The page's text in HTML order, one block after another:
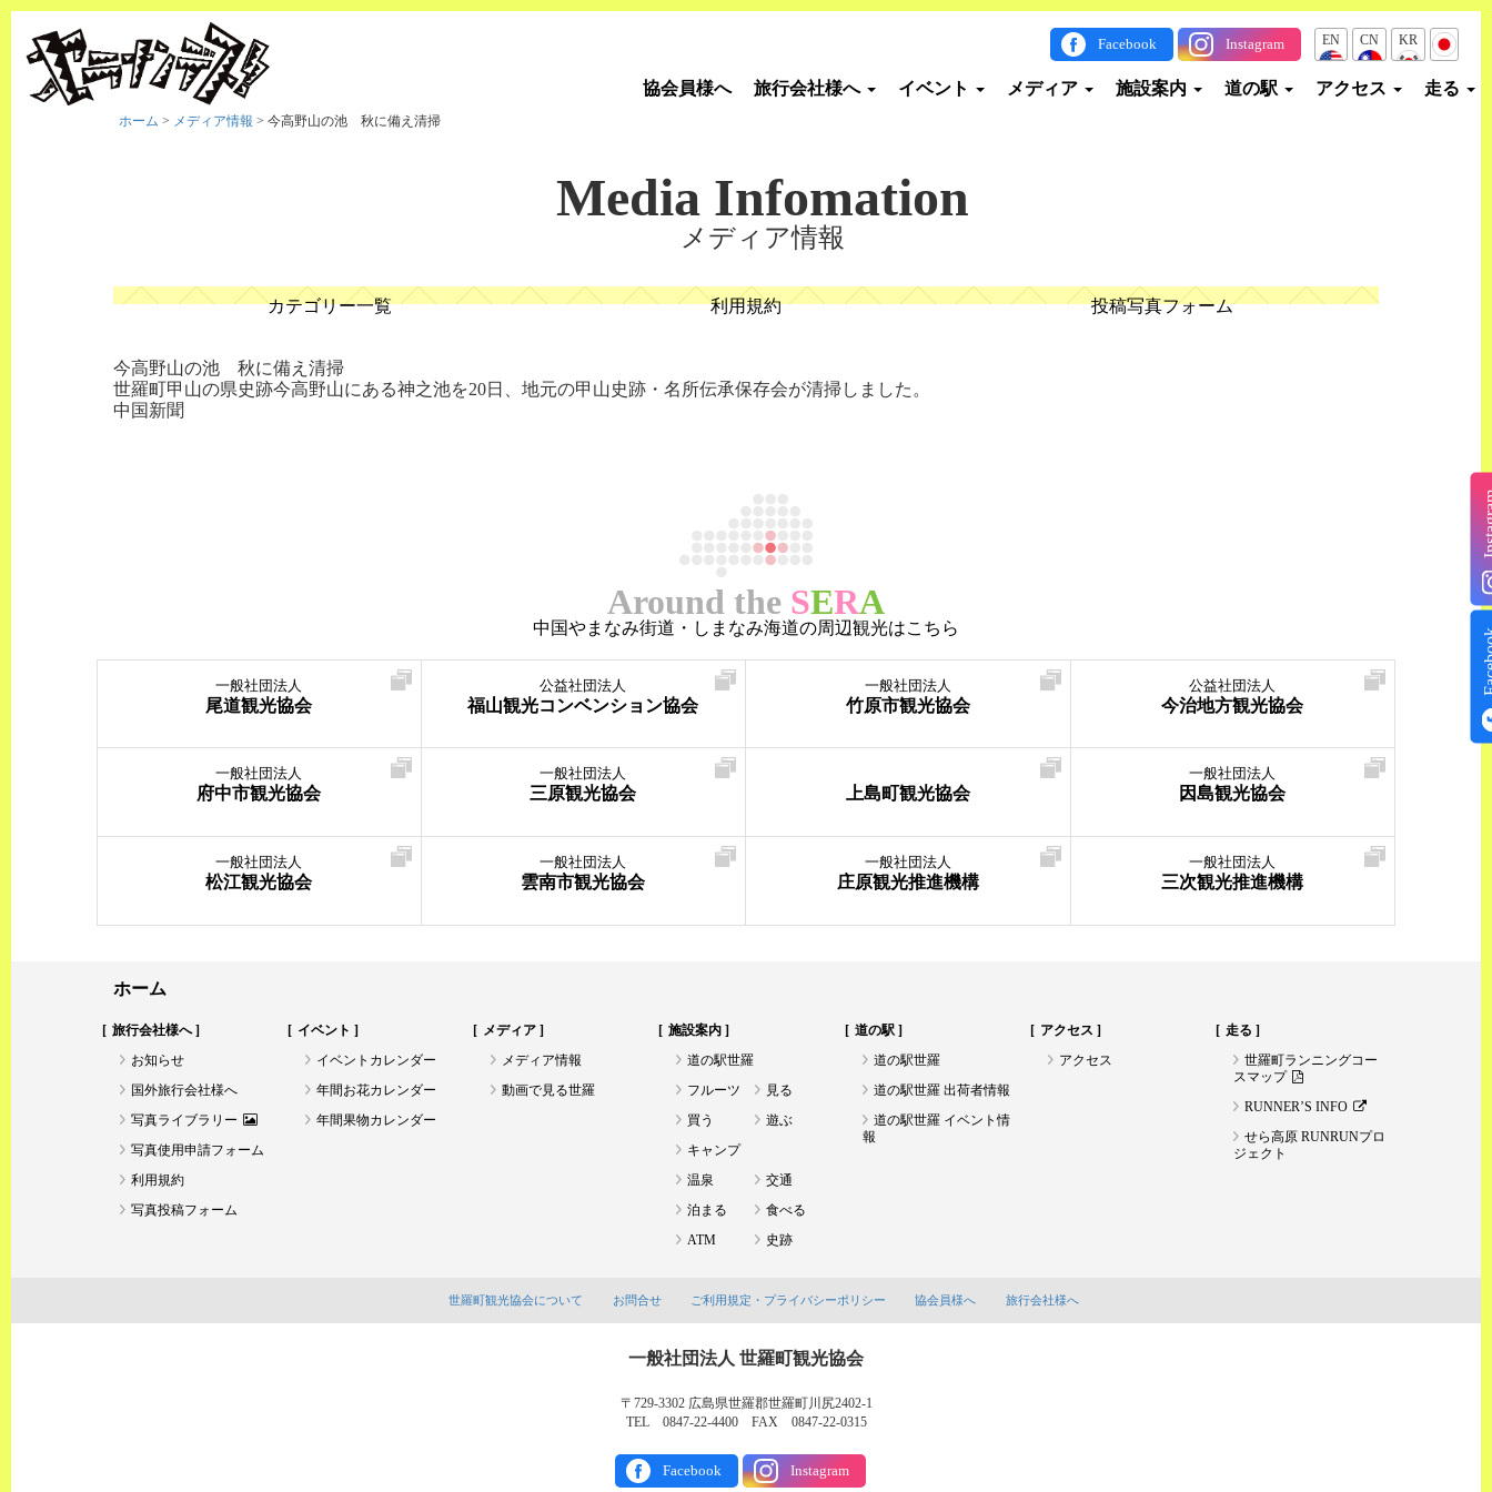
Facebook Instagram EN CN KR JP
協会員様へ 旅行会社様へ イベント メディア 施設案内 道の駅 アクセス 走る
ホーム > メディア情報 > 今高野山の池 秋に備え清掃
Media Infomation
メディア情報
カテゴリー一覧 利用規約 投稿写真フォーム
今高野山の池 秋に備え清掃
世羅町甲山の県史跡今高野山にある神之池を20日、地元の甲山史跡・名所伝承保存会が清掃しました。
中国新聞
Around the SERA
中国やまなみ街道・しまなみ海道の周辺観光はこちら
一般社団法人
尾道観光協会
公益社団法人
福山観光コンベンション協会
一般社団法人
竹原市観光協会
公益社団法人
今治地方観光協会
一般社団法人
府中市観光協会
一般社団法人
三原観光協会 上島町観光協会
一般社団法人
因島観光協会
一般社団法人
松江観光協会
一般社団法人
雲南市観光協会
一般社団法人
庄原観光推進機構
一般社団法人
三次観光推進機構
ホーム
旅行会社様へ
お知らせ
国外旅行会社様へ
写真ライブラリー
写真使用申請フォーム
利用規約
写真投稿フォーム
イベント
イベントカレンダー
年間お花カレンダー
年間果物カレンダー
メディア
メディア情報
動画で見る世羅
施設案内
道の駅世羅
フルーツ
見る
買う
遊ぶ
キャンプ
温泉
交通
泊まる
食べる
ATM
史跡
道の駅
道の駅世羅
道の駅世羅 出荷者情報
道の駅世羅 イベント情
報
アクセス
アクセス
走る
世羅町ランニングコー
スマップ
RUNNER’S INFO
せら高原 RUNRUNプロ
ジェクト
世羅町観光協会について お問合せ ご利用規定・プライバシーポリシー 協会員様へ 旅行会社様へ
一般社団法人 世羅町観光協会
〒729-3302 広島県世羅郡世羅町川尻2402-1
TEL 0847-22-4400 FAX 0847-22-0315
Facebook Instagram